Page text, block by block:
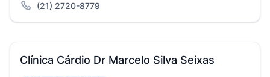
(21) 2720-8779
Clínica Cárdio Dr Marcelo Silva Seixas